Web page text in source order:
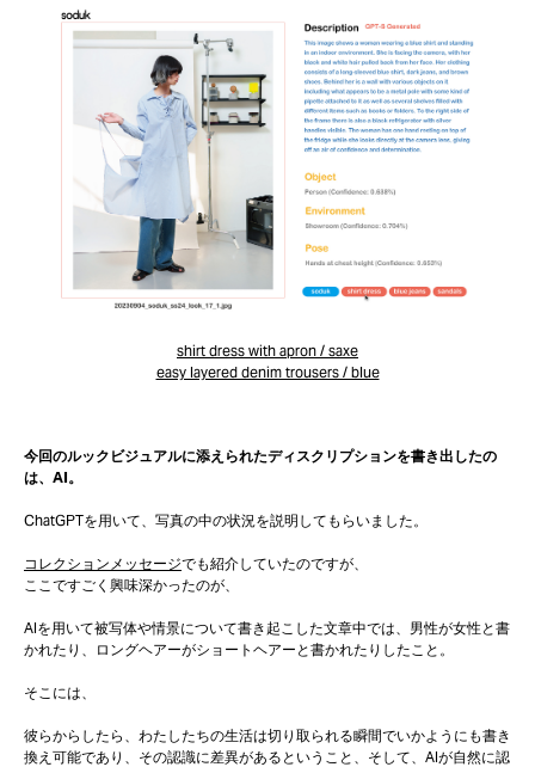
shirt dress with apron / saxe
easy layered denim trousers / blue
今回のルックビジュアルに添えられたディスクリプションを書き出したの
は、AI。
ChatGPTを用いて、写真の中の状況を説明してもらいました。
コレクションメッセージでも紹介していたのですが、
ここですごく興味深かったのが、
AIを用いて被写体や情景について書き起こした文章中では、男性が女性と書
かれたり、ロングヘアーがショートヘアーと書かれたりしたこと。
そこには、
彼らからしたら、わたしたちの生活は切り取られる瞬間でいかようにも書き
換え可能であり、その認識に差異があるということ、そして、AIが自然に認